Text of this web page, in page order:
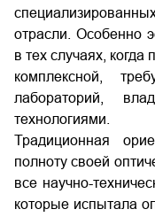
отрасли. Особенно
в тех случаях,
комплексной,
лабораторий,
технологиями.
Традиционная
полноту своей
все научно-
которые испытала